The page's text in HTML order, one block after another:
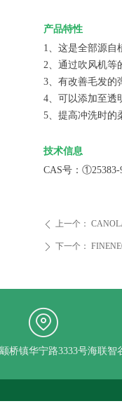
ꄴ 上一个：
ꄲ 下一个：
产品特性
1、这是全部源自
2、通过吹风机等
3、 有改善毛发的
4、可以添加至透
5、提高冲洗时的
技术信息
CAS号：
桥镇华宁路3333号海联智